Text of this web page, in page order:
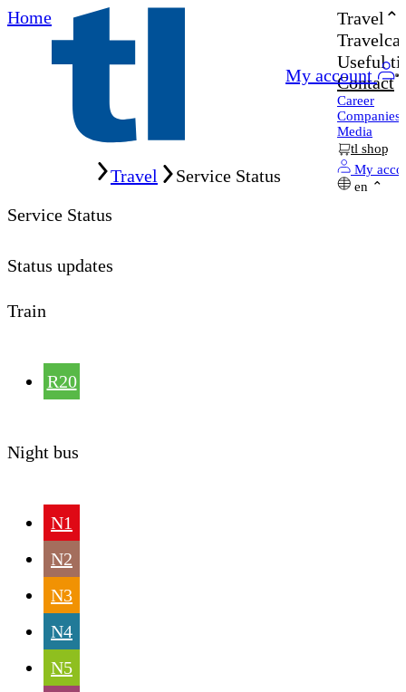
Home
My account
Travel
Useful
Contact
Career
Companies
Media
tl shop
My
en
Travel
Service Status
Service Status
Status updates
Train
R20
Night bus
N1
N2
N3
N4
N5